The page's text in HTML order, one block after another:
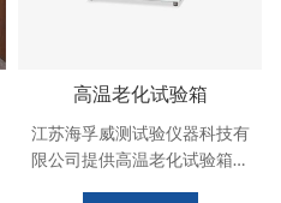
高温老化试验箱
江苏海孚威测试验仪器科技有
限公司提供高温老化试验箱编